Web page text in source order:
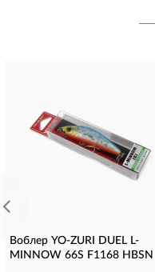
Воблер YO-ZURI DUEL L-
MINNOW 66S F1168 HBSN